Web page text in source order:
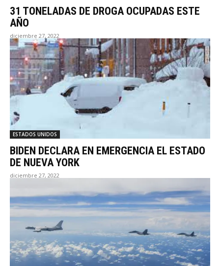
31 TONELADAS DE DROGA OCUPADAS ESTE
AÑO
diciembre 27, 2022
ESTADOS UNIDOS
BIDEN DECLARA EN EMERGENCIA EL ESTADO
DE NUEVA YORK
diciembre 27, 2022